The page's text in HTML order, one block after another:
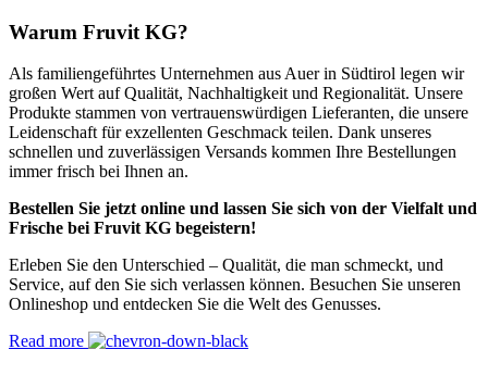
Warum Fruvit KG?
Als familiengeführtes Unternehmen aus Auer in Südtirol legen wir
großen Wert auf Qualität, Nachhaltigkeit und Regionalität. Unsere
Produkte stammen von vertrauenswürdigen Lieferanten, die unsere
Leidenschaft für exzellenten Geschmack teilen. Dank unseres
schnellen und zuverlässigen Versands kommen Ihre Bestellungen
immer frisch bei Ihnen an.
Bestellen Sie jetzt online und lassen Sie sich von der Vielfalt und
Frische bei Fruvit KG begeistern!
Erleben Sie den Unterschied – Qualität, die man schmeckt, und
Service, auf den Sie sich verlassen können. Besuchen Sie unseren
Onlineshop und entdecken Sie die Welt des Genusses.
Read more